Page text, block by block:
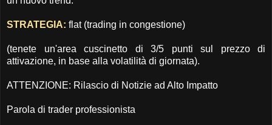
STRATEGIA: flat (trading in congestione)
(tenete un'area cuscinetto di 3/5 punti sul prezzo di
attivazione, in base alla volatilità di giornata).
ATTENZIONE: Rilascio di Notizie ad Alto Impatto
Parola di trader professionista